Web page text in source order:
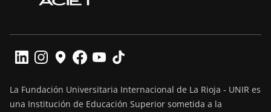
La Fundación Universitaria Internacional de La Rioja - UNIR es
una Institución de Educación Superior sometida a la